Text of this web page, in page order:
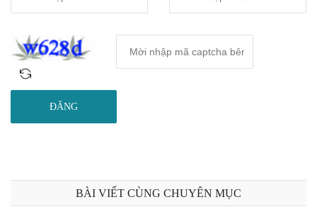
ĐĂNG
BÀI VIẾT CÙNG CHUYÊN MỤC